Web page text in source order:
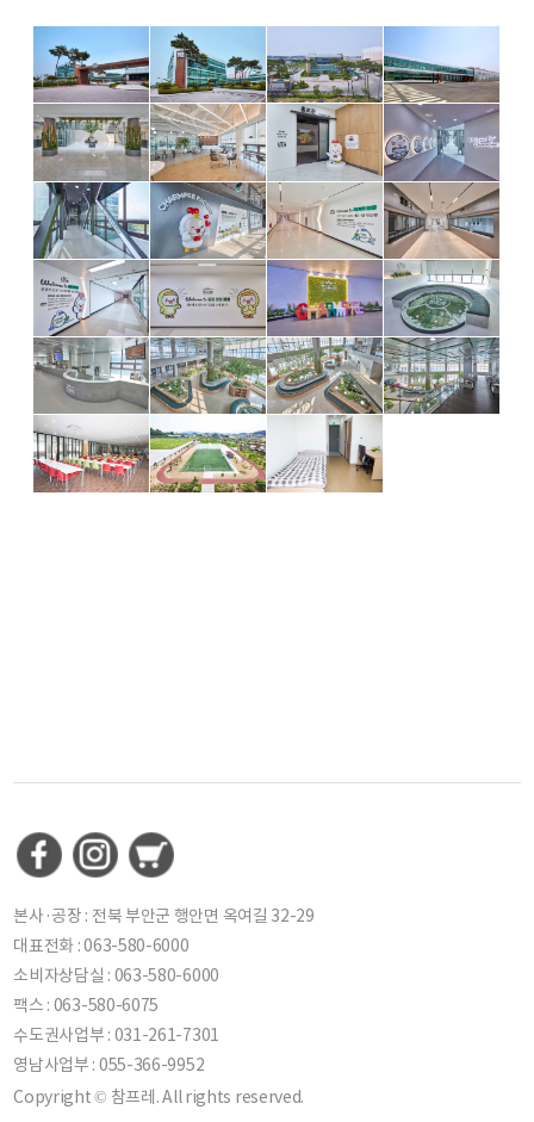
본사·공장 : 전북 부안군 행안면 옥여길 32-29
대표전화 : 063-580-6000
소비자상담실 : 063-580-6000
팩스 : 063-580-6075
수도권사업부 : 031-261-7301
영남사업부 : 055-366-9952
Copyright © 참프레. All rights reserved.